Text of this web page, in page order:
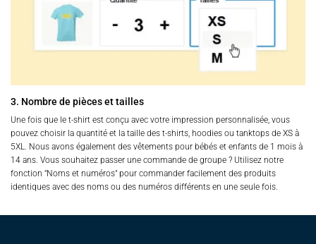
3. Nombre de pièces et tailles
Une fois que le t-shirt est conçu avec votre impression personnalisée, vous
pouvez choisir la quantité et la taille des t-shirts, hoodies ou tanktops de XS à
5XL. Nous avons également des vêtements pour bébés et enfants de 1 mois à
14 ans. Vous souhaitez passer une commande de groupe ? Utilisez notre
fonction "Noms et numéros" pour commander facilement des produits
identiques avec des noms ou des numéros différents en une seule fois.